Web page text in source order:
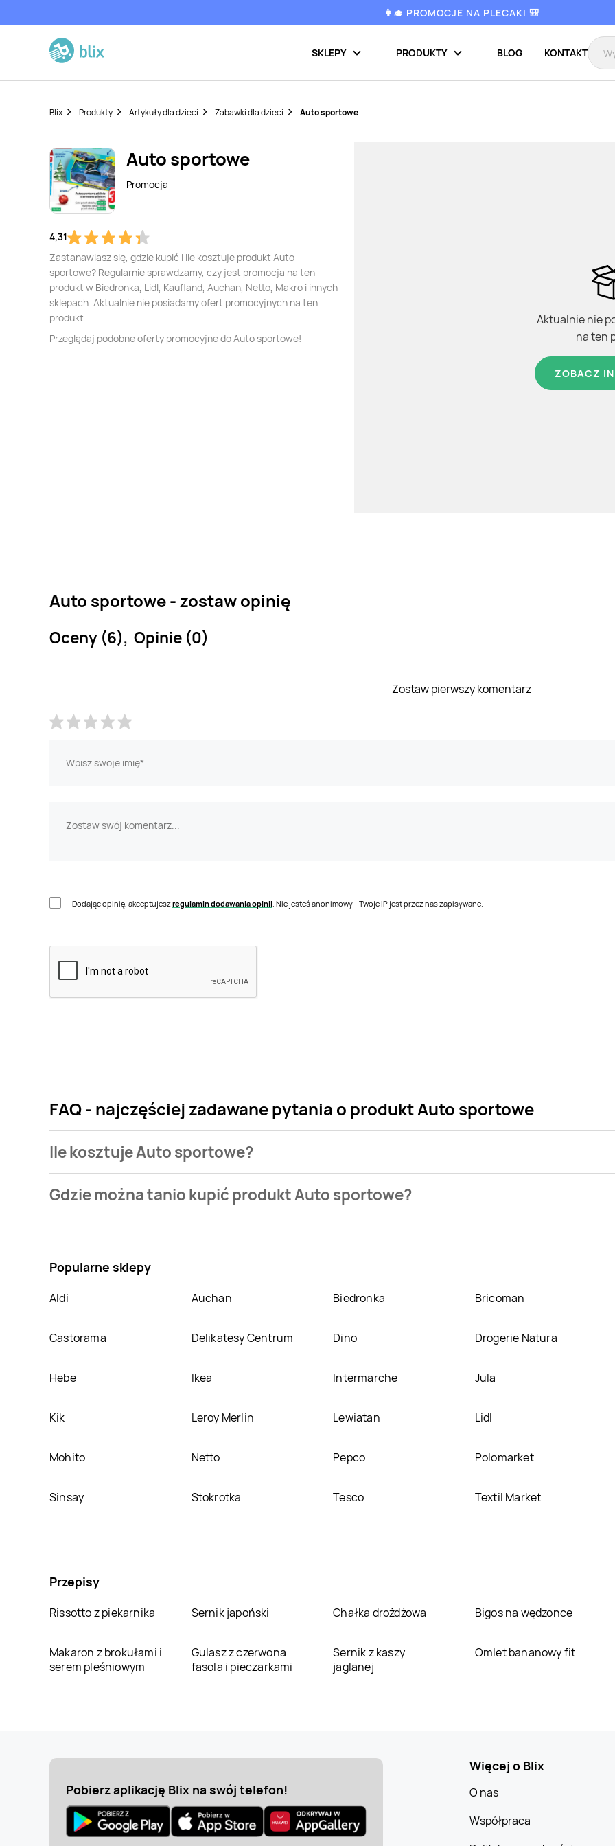
👩‍🎓 PROMOCJE NA PLECAKI 🎒
SKLEPY PRODUKTY BLOG KONTAKT
Blix Produkty Artykuły dla dzieci Zabawki dla dzieci Auto sportowe
Auto sportowe
Promocja
4,31
Zastanawiasz się, gdzie kupić i ile kosztuje produkt Auto
sportowe? Regularnie sprawdzamy, czy jest promocja na ten
produkt w Biedronka, Lidl, Kaufland, Auchan, Netto, Makro i innych
sklepach. Aktualnie nie posiadamy ofert promocyjnych na ten
produkt.
Przeglądaj podobne oferty promocyjne do Auto sportowe!
Aktualnie nie
na ten
ZOBACZ
Auto sportowe - zostaw opinię
Oceny (6), Opinie (0)
Zostaw pierwszy komentarz
Dodając opinię, akceptujeszregulamin dodawania opinii . Nie jesteś anonimowy - Twoje IP jest przez nas zapisywane.
FAQ - najczęściej zadawane pytania o produkt Auto sportowe
Ile kosztuje Auto sportowe?
sportowe kosztuje od 39,99 zł do 99,99 zł.
Gdzie można tanio kupić produkt Auto sportowe?
Popularne sklepy
Aldi Auchan Biedronka Bricoman
Castorama Delikatesy Centrum Dino Drogerie Natura
Hebe Ikea Intermarche Jula
Kik Leroy Merlin Lewiatan Lidl
Mohito Netto Pepco Polomarket
Sinsay Stokrotka Tesco Textil Market
Przepisy
Rissotto z piekarnika Sernik japoński Chałka drożdżowa Bigos na wędzonce
Makaron z brokułami i
serem pleśniowym
Gulasz z czerwona
fasola i pieczarkami
Sernik z kaszy
jaglanej
Omlet bananowy fit
Pobierz aplikację Blix na swój telefon!
Więcej o Blix
O nas
Współpraca